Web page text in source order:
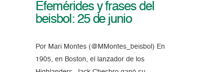
Efemérides y frases del
beisbol: 25 de junio
Por Mari Montes (@MMontes_beisbol) En
1905, en Boston, el lanzador de los